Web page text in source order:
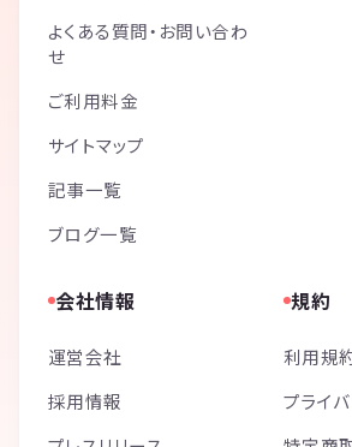
よくある質問・お問い合わ
せ
ご利用料金
サイトマップ
記事一覧
ブログ一覧
会社情報
運営会社
採用情報
規約
利用規
プライ